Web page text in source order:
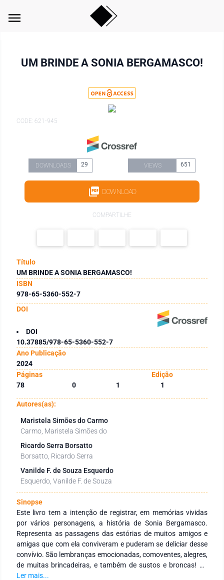
menu
UM BRINDE A SONIA BERGAMASCO!
CODE: 621-945
DOWNLOADS 29 VIEWS 651
DOWNLOAD
COMPARTILHE
Título
UM BRINDE A SONIA BERGAMASCO!
ISBN
978-65-5360-552-7
DOI
DOI
10.37885/978-65-5360-552-7
Ano Publicação
2024
Páginas
Edição
78
0 1 1
Autores(as):
Maristela Simões do Carmo
Carmo, Maristela Simões do
Ricardo Serra Borsatto
Borsatto, Ricardo Serra
Vanilde F. de Souza Esquerdo
Esquerdo, Vanilde F. de Souza
Sinopse
Este livro tem a intenção de registrar, em memórias vividas
por vários personagens, a história de Sonia Bergamasco.
Representa as passagens das estórias de muitos amigos e
amigas que com ela conviveram e puderam se deliciar desse
convívio. São lembranças emocionadas, comoventes, alegres,
de muitas brincadeiras, e também de sustos e broncas! De
toda forma de fatos memoráveis!!!E por que não, ainda de
Ler mais...